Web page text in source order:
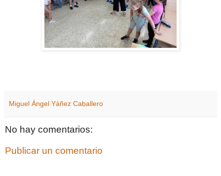
Miguel Ángel Yáñez Caballero
No hay comentarios:
Publicar un comentario